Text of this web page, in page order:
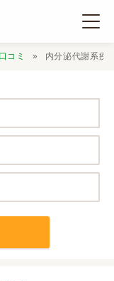
コミ 内分泌代謝系疾